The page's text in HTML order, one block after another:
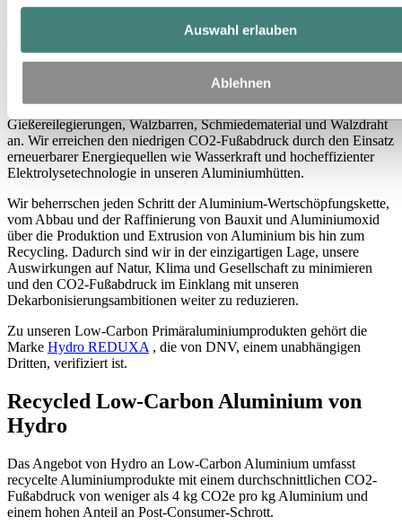
Auswahl erlauben
Ablehnen
Unser Sortiment an Low-Carbon Primäraluminium hat garantiert
Aluminium erzeugt – ungefähr ein Viertel des globalen
Wir bieten Low-Carbon Strangpressprofile, Pressbolzen,
Gießereilegierungen, Walzbarren, Schmiedematerial und Walzdraht
an. Wir erreichen den niedrigen CO2-Fußabdruck durch den Einsatz
erneuerbarer Energiequellen wie Wasserkraft und hocheffizienter
Elektrolysetechnologie in unseren Aluminiumhütten.
Wir beherrschen jeden Schritt der Aluminium-Wertschöpfungskette,
vom Abbau und der Raffinierung von Bauxit und Aluminiumoxid
über die Produktion und Extrusion von Aluminium bis hin zum
Recycling. Dadurch sind wir in der einzigartigen Lage, unsere
Auswirkungen auf Natur, Klima und Gesellschaft zu minimieren
und den CO2-Fußabdruck im Einklang mit unseren
Dekarbonisierungsambitionen weiter zu reduzieren.
Zu unseren Low-Carbon Primäraluminiumprodukten gehört die
Marke Hydro REDUXA , die von DNV, einem unabhängigen
Dritten, verifiziert ist.
Recycled Low-Carbon Aluminium von
Hydro
Das Angebot von Hydro an Low-Carbon Aluminium umfasst
recycelte Aluminiumprodukte mit einem durchschnittlichen CO2-
Fußabdruck von weniger als 4 kg CO2e pro kg Aluminium und
einem hohen Anteil an Post-Consumer-Schrott.